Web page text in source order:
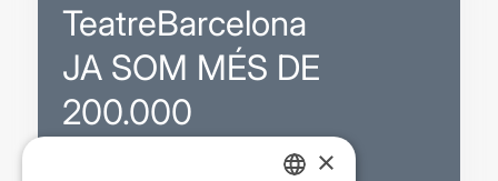
TeatreBarcelona
JA SOM MÉS DE
200.000
×